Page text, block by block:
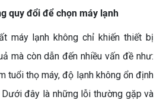
quy đổi để chọn máy lạnh
máy lạnh không chỉ khiến thiết bị
mà còn dẫn đến nhiều vấn đề như:
tuổi thọ máy, độ lạnh không ổn định
đây là những lỗi thường gặp và